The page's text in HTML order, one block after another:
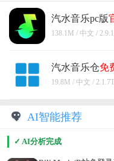
汽水音乐pc版
138.1M / 中文 /
汽水音乐仓免
2.1.7TV版
19.8M / 中文 /
AI智能推荐
✓ AI分析完成